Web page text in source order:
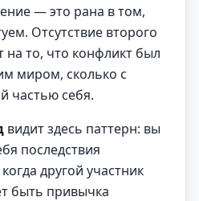
— это рана в том,
Отсутствие второго
на то, что конфликт был
миром, сколько с
частью себя.
видит здесь паттерн: вы
последствия
другой участник
быть привычка